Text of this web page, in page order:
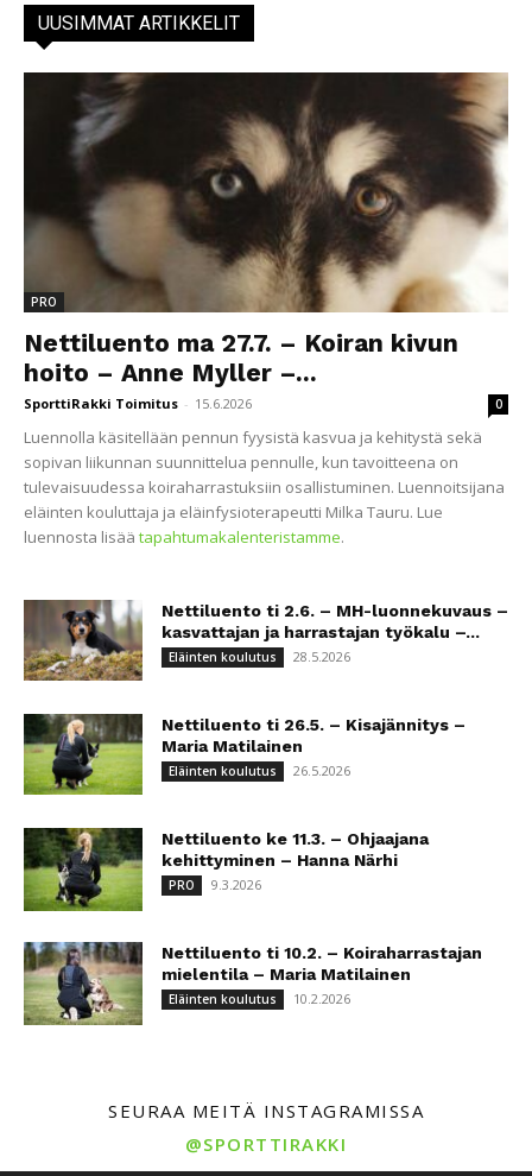
UUSIMMAT ARTIKKELIT
PRO
Nettiluento ma 27.7. – Koiran kivun
hoito – Anne Myller –...
SporttiRakki Toimitus - 15.6.2026 0
Luennolla käsitellään pennun fyysistä kasvua ja kehitystä sekä
sopivan liikunnan suunnittelua pennulle, kun tavoitteena on
tulevaisuudessa koiraharrastuksiin osallistuminen. Luennoitsijana
eläinten kouluttaja ja eläinfysioterapeutti Milka Tauru. Lue
luennosta lisää tapahtumakalenteristamme.
Nettiluento ti 2.6. – MH-luonnekuvaus –
kasvattajan ja harrastajan työkalu –...
Eläinten koulutus 28.5.2026
Nettiluento ti 26.5. – Kisajännitys –
Maria Matilainen
Eläinten koulutus 26.5.2026
Nettiluento ke 11.3. – Ohjaajana
kehittyminen – Hanna Närhi
PRO 9.3.2026
Nettiluento ti 10.2. – Koiraharrastajan
mielentila – Maria Matilainen
Eläinten koulutus 10.2.2026
SEURAA MEITÄ INSTAGRAMISSA
@SPORTTIRAKKI